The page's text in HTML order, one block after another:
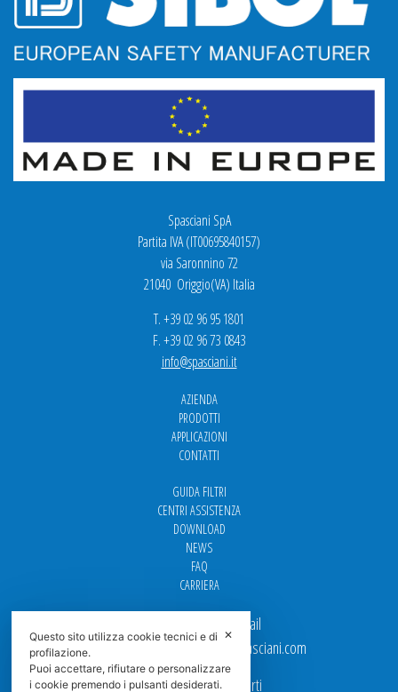
Spasciani SpA
Partita IVA (IT00695840157)
via Saronnino 72
21040 Origgio(VA) Italia
T. +39 02 96 95 1801
F. +39 02 96 73 0843
info@spasciani.it
AZIENDA
PRODOTTI
APPLICAZIONI
CONTATTI
GUIDA FILTRI
CENTRI ASSISTENZA
DOWNLOAD
NEWS
FAQ
CARRIERA
Per contattarci via email
Ufficio Vendite: italy.sales@spasciani.com
I nostri uffici sono aperti
✕
Questo sito utilizza cookie tecnici e di
profilazione.
Puoi accettare, rifiutare o personalizzare
i cookie premendo i pulsanti desiderati.